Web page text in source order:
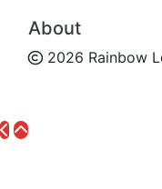
About
2026 Rainbow